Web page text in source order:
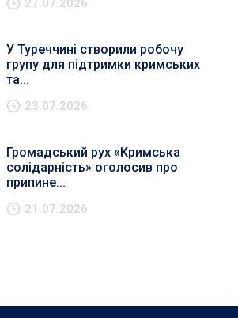
27.07.2026
У Туреччині створили робочу
групу для підтримки кримських
та...
23.07.2026
Громадський рух «Кримська
солідарність» оголосив про
припине...
21.07.2026